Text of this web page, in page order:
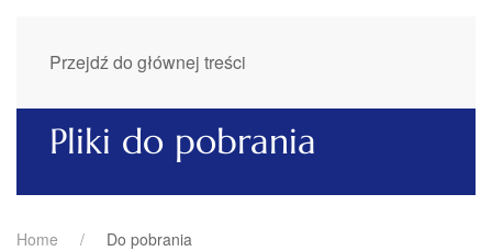
Przejdź do głównej treści
Pliki do pobrania
Home Do pobrania